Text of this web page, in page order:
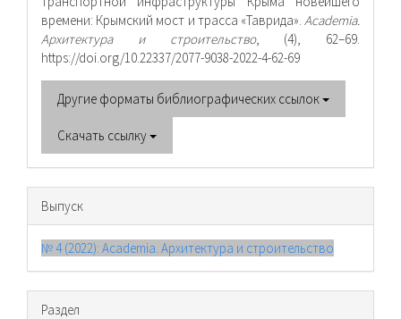
времени: Крымский мост и трасса «Таврида». Academia.
Архитектура и строительство, (4), 62–69.
https://doi.org/10.22337/2077-9038-2022-4-62-69
Другие форматы библиографических ссылок
Скачать ссылку
Выпуск
№ 4 (2022): Academia. Архитектура и строительство
Раздел